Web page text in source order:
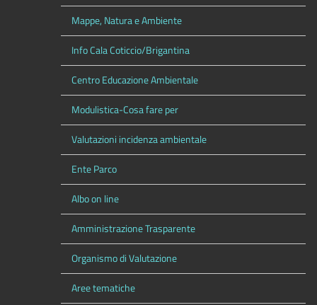
Mappe, Natura e Ambiente
Info Cala Coticcio/Brigantina
Centro Educazione Ambientale
Modulistica-Cosa fare per
Valutazioni incidenza ambientale
Ente Parco
Albo on line
Amministrazione Trasparente
Organismo di Valutazione
Aree tematiche